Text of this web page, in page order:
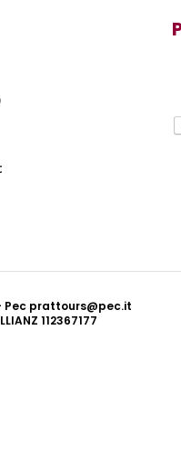
Pec prattours@pec.it
112367177